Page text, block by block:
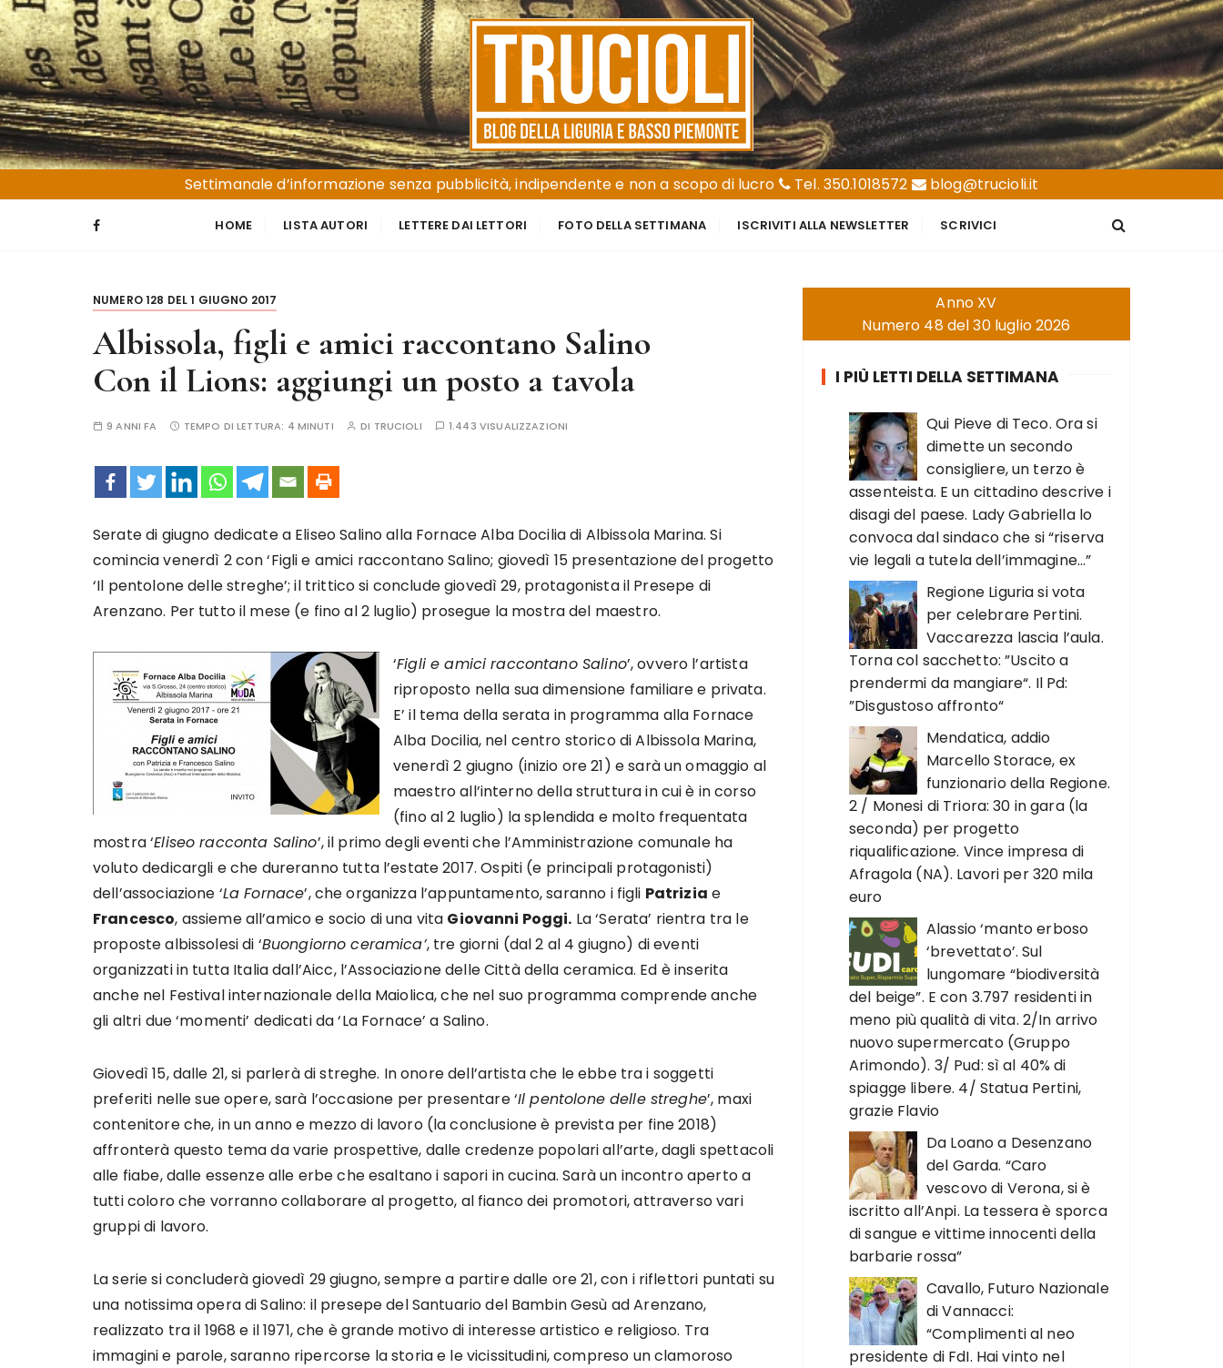
S
a
l
t
a
a
l
c
Trucioli
Liguria e Basso Piemonte
Settimanale d’informazione senza pubblicità, indipendente e non a scopo di lucro
Tel. 350.1018572 blog@trucioli.it
HOME LISTA AUTORI LETTERE DAI LETTORI FOTO DELLA SETTIMANA ISCRIVITI ALLA NEWSLETTER SCRIVICI
NUMERO 128 DEL 1 GIUGNO 2017
Albissola, figli e amici raccontano Salino
Con il Lions: aggiungi un posto a tavola
9 ANNI FA TEMPO DI LETTURA: 4 MINUTI DI TRUCIOLI 1.443 VISUALIZZAZIONI
Serate di giugno dedicate a Eliseo Salino alla Fornace Alba Docilia di Albissola Marina. Si
comincia venerdì 2 con ‘Figli e amici raccontano Salino; giovedì 15 presentazione del progetto
‘Il pentolone delle streghe’; il trittico si conclude giovedì 29, protagonista il Presepe di
Arenzano. Per tutto il mese (e fino al 2 luglio) prosegue la mostra del maestro.
‘Figli e amici raccontano Salino’, ovvero l’artista
riproposto nella sua dimensione familiare e privata.
E’ il tema della serata in programma alla Fornace
Alba Docilia, nel centro storico di Albissola Marina,
venerdì 2 giugno (inizio ore 21) e sarà un omaggio al
maestro all’interno della struttura in cui è in corso
(fino al 2 luglio) la splendida e molto frequentata
mostra ‘Eliseo racconta Salino’, il primo degli eventi che l’Amministrazione comunale ha
voluto dedicargli e che dureranno tutta l’estate 2017. Ospiti (e principali protagonisti)
dell’associazione ‘La Fornace’, che organizza l’appuntamento, saranno i figli Patrizia e
Francesco, assieme all’amico e socio di una vita Giovanni Poggi. La ‘Serata’ rientra tra le
proposte albissolesi di ‘Buongiorno ceramica’, tre giorni (dal 2 al 4 giugno) di eventi
organizzati in tutta Italia dall’Aicc, l’Associazione delle Città della ceramica. Ed è inserita
anche nel Festival internazionale della Maiolica, che nel suo programma comprende anche
gli altri due ‘momenti’ dedicati da ‘La Fornace’ a Salino.
Giovedì 15, dalle 21, si parlerà di streghe. In onore dell’artista che le ebbe tra i soggetti
preferiti nelle sue opere, sarà l’occasione per presentare ‘Il pentolone delle streghe’, maxi
contenitore che, in un anno e mezzo di lavoro (la conclusione è prevista per fine 2018)
affronterà questo tema da varie prospettive, dalle credenze popolari all’arte, dagli spettacoli
alle fiabe, dalle essenze alle erbe che esaltano i sapori in cucina. Sarà un incontro aperto a
tutti coloro che vorranno collaborare al progetto, al fianco dei promotori, attraverso vari
gruppi di lavoro.
La serie si concluderà giovedì 29 giugno, sempre a partire dalle ore 21, con i riflettori puntati su
una notissima opera di Salino: il presepe del Santuario del Bambin Gesù ad Arenzano,
realizzato tra il 1968 e il 1971, che è grande motivo di interesse artistico e religioso. Tra
immagini e parole, saranno ripercorse la storia e le vicissitudini, compreso un clamoroso
Anno XV
Numero 48 del 30 luglio 2026
I PIÙ LETTI DELLA SETTIMANA
Qui Pieve di Teco. Ora si
dimette un secondo
consigliere, un terzo è
assenteista. E un cittadino descrive i
disagi del paese. Lady Gabriella lo
convoca dal sindaco che si “riserva
vie legali a tutela dell’immagine…”
Regione Liguria si vota
per celebrare Pertini.
Vaccarezza lascia l’aula.
Torna col sacchetto: ”Uscito a
prendermi da mangiare“. Il Pd:
”Disgustoso affronto“
Mendatica, addio
Marcello Storace, ex
funzionario della Regione.
2 / Monesi di Triora: 30 in gara (la
seconda) per progetto
riqualificazione. Vince impresa di
Afragola (NA). Lavori per 320 mila
euro
Alassio ‘manto erboso
‘brevettato’. Sul
lungomare “biodiversità
del beige”. E con 3.797 residenti in
meno più qualità di vita. 2/In arrivo
nuovo supermercato (Gruppo
Arimondo). 3/ Pud: sì al 40% di
spiagge libere. 4/ Statua Pertini,
grazie Flavio
Da Loano a Desenzano
del Garda. “Caro
vescovo di Verona, si è
iscritto all’Anpi. La tessera è sporca
di sangue e vittime innocenti della
barbarie rossa”
Cavallo, Futuro Nazionale
di Vannacci:
“Complimenti al neo
presidente di FdI. Hai vinto nel